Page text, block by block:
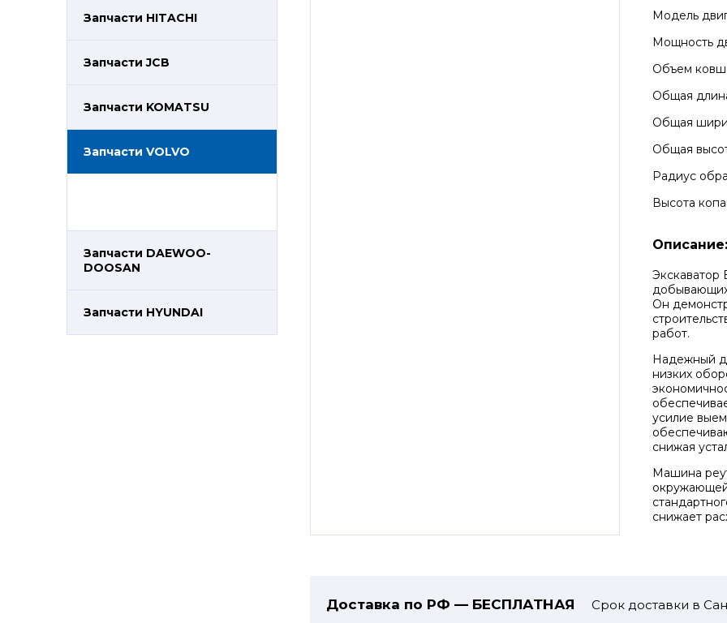
Запчасти HITACHI
Запчасти JCB
Запчасти KOMATSU
Запчасти VOLVO
Запчасти DAEWOO-
DOOSAN
Запчасти HYUNDAI
Модель
Мощность
Объем
Общая
Общая
Общая
Радиус
Высота
Описание:
Экскаватор
Он
работ.
Надежный
низких
усилие
снижая
Машина
окружающей
снижает
Доставка по РФ — БЕСПЛАТНАЯ Срок доставки в